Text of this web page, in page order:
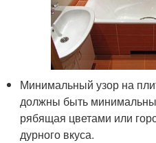
Минимальный узор на
должны быть
рябящая цветами или
дурного вкуса.